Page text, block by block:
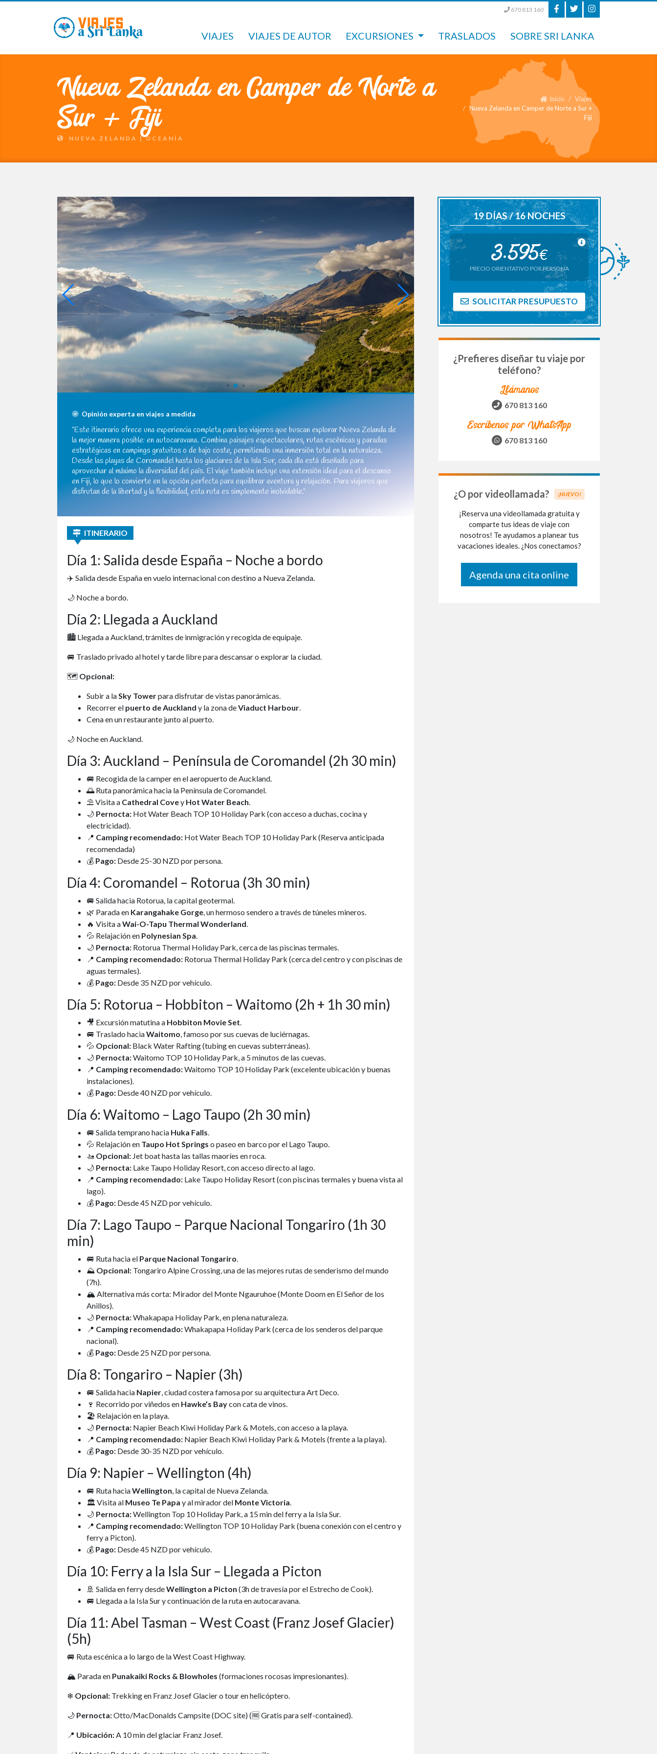
670 813 160
VIAJES VIAJES DE AUTOR EXCURSIONES TRASLADOS SOBRE SRI LANKA
Nueva Zelanda en Camper de Norte a
Sur + Fiji
NUEVA ZELANDA | OCEANÍA
Inicio
Viajes
Nueva Zelanda en Camper de Norte a Sur +
Fiji
Opinión experta en viajes a medida
"Este itinerario ofrece una experiencia completa para los viajeros que buscan explorar Nueva Zelanda de
la mejor manera posible: en autocaravana. Combina paisajes espectaculares, rutas escénicas y paradas
estratégicas en campings gratuitos o de bajo coste, permitiendo una inmersión total en la naturaleza.
Desde las playas de Coromandel hasta los glaciares de la Isla Sur, cada día está diseñado para
aprovechar al máximo la diversidad del país. El viaje también incluye una extensión ideal para el descanso
en Fiji, lo que lo convierte en la opción perfecta para equilibrar aventura y relajación. Para viajeros que
disfrutan de la libertad y la flexibilidad, esta ruta es simplemente inolvidable."
ITINERARIO
Día 1: Salida desde España – Noche a bordo
✈️ Salida desde España en vuelo internacional con destino a Nueva Zelanda.
🌙 Noche a bordo.
Día 2: Llegada a Auckland
🏙️ Llegada a Auckland, trámites de inmigración y recogida de equipaje.
🚐 Traslado privado al hotel y tarde libre para descansar o explorar la ciudad.
🗺️ Opcional:
Subir a la Sky Towerpara disfrutar de vistas panorámicas.
Recorrer el puerto de Auckland y la zona deViaduct Harbour
Cena en un restaurante junto al puerto.
🌙 Noche en Auckland.
Día 3: Auckland – Península de Coromandel (2h 30 min)
🚐 Recogida de la camper en el aeropuerto de Auckland.
🌅 Ruta panorámica hacia la Península de Coromandel.
⛱ Visita a Cathedral Covey Hot Water Beach
🌙 Pernocta: Hot Water Beach TOP 10 Holiday Park (con acceso a duchas, cocina y
electricidad).
📍 Camping recomendado: Hot Water Beach TOP 10 Holiday Park (Reserva anticipada
recomendada)
💰 Pago: Desde 25-30 NZD por persona.
Día 4: Coromandel – Rotorua (3h 30 min)
🚐 Salida hacia Rotorua, la capital geotermal.
🌿 Parada en Karangahake Gorge , un hermoso sendero a través de túneles mineros.
🔥 Visita aWai-O-Tapu Thermal Wonderland
💦 Relajación en Polynesian Spa
🌙 Pernocta: Rotorua Thermal Holiday Park, cerca de las piscinas termales.
📍 Camping recomendado: Rotorua Thermal Holiday Park (cerca del centro y con piscinas de
aguas termales).
💰 Pago: Desde 35 NZD por vehículo.
Día 5: Rotorua – Hobbiton – Waitomo (2h + 1h 30 min)
🎥 Excursión matutina a Hobbiton Movie Set
🚐 Traslado haciaWaitomo , famoso por sus cuevas de luciérnagas.
💦 Opcional: Black Water Rafting (tubing en cuevas subterráneas).
🌙 Pernocta:Waitomo TOP 10 Holiday Park, a 5 minutos de las cuevas.
📍 Camping recomendado:Waitomo TOP 10 Holiday Park (excelente ubicación y buenas
instalaciones).
💰 Pago: Desde 40 NZD por vehículo.
Día 6: Waitomo – Lago Taupo (2h 30 min)
🚐 Salida temprano hacia Huka Falls
💦 Relajación en Taupo Hot Springs o paseo en barco por el Lago Taupo.
🚤 Opcional: Jet boat hasta las tallas maoríes en roca.
🌙 Pernocta: Lake Taupo Holiday Resort, con acceso directo al lago.
📍 Camping recomendado: Lake Taupo Holiday Resort (con piscinas termales y buena vista al
lago).
💰 Pago: Desde 45 NZD por vehículo.
Día 7: Lago Taupo – Parque Nacional Tongariro (1h 30
min)
🚐 Ruta hacia el Parque Nacional Tongariro
⛰ Opcional: Tongariro Alpine Crossing, una de las mejores rutas de senderismo del mundo
(7h).
🏔 Alternativa más corta: Mirador del Monte Ngauruhoe (Monte Doom en El Señor de los
Anillos).
🌙 Pernocta:Whakapapa Holiday Park, en plena naturaleza.
📍 Camping recomendado:Whakapapa Holiday Park (cerca de los senderos del parque
nacional).
💰 Pago: Desde 25 NZD por persona.
Día 8: Tongariro – Napier (3h)
🚐 Salida hacia Napier , ciudad costera famosa por su arquitectura Art Deco.
🍷 Recorrido por viñedos en Hawke’s Baycon cata de vinos.
🏖 Relajación en la playa.
🌙 Pernocta: Napier Beach Kiwi Holiday Park & Motels, con acceso a la playa.
📍 Camping recomendado: Napier Beach Kiwi Holiday Park & Motels (frente a la playa).
💰 Pago: Desde 30-35 NZD por vehículo.
Día 9: Napier – Wellington (4h)
🚐 Ruta haciaWellington , la capital de Nueva Zelanda.
🏛 Visita al Museo Te Papa y al mirador del Monte Victoria
🌙 Pernocta:Wellington Top 10 Holiday Park, a 15 min del ferry a la Isla Sur.
📍 Camping recomendado:Wellington TOP 10 Holiday Park (buena conexión con el centro y
ferry a Picton).
💰 Pago: Desde 45 NZD por vehículo.
Día 10: Ferry a la Isla Sur – Llegada a Picton
🚢 Salida en ferry desdeWellington a Picton (3h de travesía por el Estrecho de Cook).
🚐 Llegada a la Isla Sur y continuación de la ruta en autocaravana.
Día 11: Abel Tasman – West Coast (Franz Josef Glacier)
(5h)
🚐 Ruta escénica a lo largo de la West Coast Highway.
🏔 Parada en Punakaiki Rocks & Blowholes (formaciones rocosas impresionantes).
❄ Opcional: Trekking en Franz Josef Glacier o tour en helicóptero.
🌙 Pernocta:Otto/MacDonalds Campsite (DOC site) (🆓 Gratis para self-contained).
📍 Ubicación: A 10 min del glaciar Franz Josef.
19 DÍAS / 16 NOCHES
3.595€
PRECIO ORIENTATIVO POR PERSONA
SOLICITAR PRESUPUESTO
¿Prefieres diseñar tu viaje por
teléfono?
Llámanos
670 813 160
Escríbenos por WhatsApp
670 813 160
¿O por videollamada? ¡NUEVO!
¡Reserva una videollamada gratuita y
comparte tus ideas de viaje con
nosotros! Te ayudamos a planear tus
vacaciones ideales. ¿Nos conectamos?
Agenda una cita online